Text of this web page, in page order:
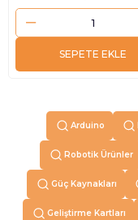
SEPETE EKLE
Arduino
Robotik Ürünler
Güç Kaynakları
Geliştirme Kartları